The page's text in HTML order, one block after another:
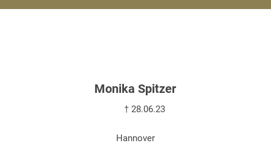
Monika Spitzer
† 28.06.23
Hannover